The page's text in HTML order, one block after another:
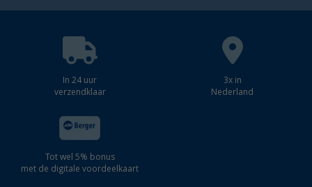
In 24 uur
verzendklaar
3x in
Nederland
Tot wel 5% bonus
met de digitale voordeelkaart